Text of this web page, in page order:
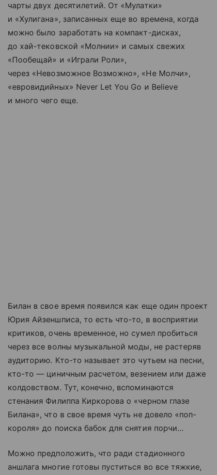
чарты двух десятилетий. От «Мулатки»
и «Хулигана», записанных еще во времена, когда
можно было заработать на компакт-дисках,
до хай-тековской «Молнии» и самых свежих
«Пообещай» и «Играли Роли»,
через «Невозможное Возможно», «Не Молчи»,
«евровидийных» Never Let You Go и Believe
и много чего еще.
Билан в свое время появился как еще один проект
Юрия Айзеншписа, то есть что-то, в восприятии
критиков, очень временное, но сумел пробиться
через все волны музыкальной моды, не растеряв
аудиторию. Кто-то называет это чутьем на песни,
кто-то — циничным расчетом, везением или даже
колдовством. Тут, конечно, вспоминаются
стенания Филиппа Киркорова о «черном глазе
Билана», что в свое время чуть не довело «поп-
короля» до поиска бабок для снятия порчи…
Можно предположить, что ради стадионного
аншлага многие готовы пуститься во все тяжкие,